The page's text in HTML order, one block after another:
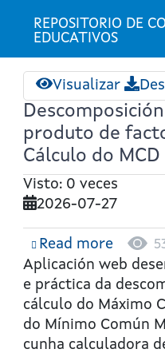
REPOSITORIO DE CONTIDOS
EDUCATIVOS
Visualizar
produto de
Cálculo do MCD
Visto: 0 veces
2026-07-27
Read moreabout
dun
en
Aplicación web
e práctica da
cálculo do Máximo
do Mínimo Común
cunha calculadora